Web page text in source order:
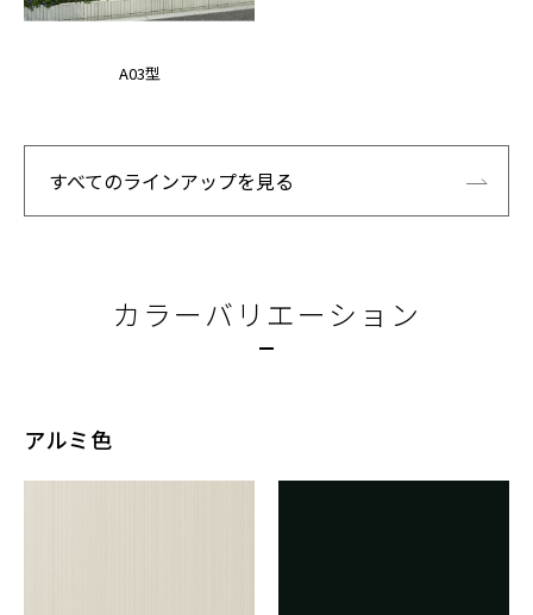
A03型
すべてのラインアップを見る
カラーバリエーション
アルミ色